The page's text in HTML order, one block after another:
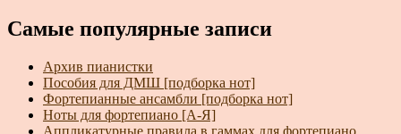
Самые популярные записи
Архив пианистки
Пособия для ДМШ [подборка нот]
Фортепианные ансамбли [подборка нот]
Ноты для фортепиано [А-Я]